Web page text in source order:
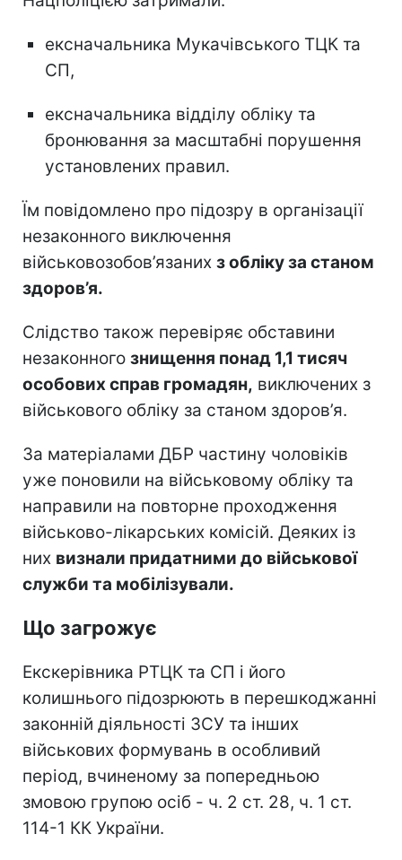
ексначальника Мукачівського ТЦК та
СП,
ексначальника відділу обліку та
бронювання за масштабні порушення
установлених правил.
Їм повідомлено про підозру в організації
незаконного виключення
військовозобов’язаних з обліку за станом
здоров’я.
Слідство також перевіряє обставини
незаконного знищення понад 1,1 тисяч
особових справ громадян, виключених з
військового обліку за станом здоров’я.
За матеріалами ДБР частину чоловіків
уже поновили на військовому обліку та
направили на повторне проходження
військово-лікарських комісій. Деяких із
них визнали придатними до військової
служби та мобілізували.
Що загрожує
Екскерівника РТЦК та СП і його
колишнього підозрюють в перешкоджанні
законній діяльності ЗСУ та інших
військових формувань в особливий
період, вчиненому за попередньою
змовою групою осіб - ч. 2 ст. 28, ч. 1 ст.
114-1 КК України.